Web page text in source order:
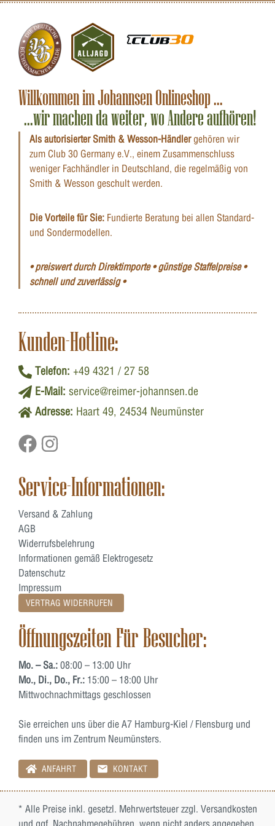
Willkommen im Johannsen Onlineshop ...
...wir machen da weiter, wo Andere aufhören!
Als autorisierter Smith & Wesson-Händlergehören wir
zum Club 30 Germany e.V., einem Zusammenschluss
weniger Fachhändler in Deutschland, die regelmäßig von
Smith & Wesson geschult werden.
Die Vorteile für Sie: Fundierte Beratung bei allen Standard-
und Sondermodellen.
• preiswert durch Direktimporte • günstige Staffelpreise •
schnell und zuverlässig •
Kunden-Hotline:
Telefon: +49 4321 / 27 58
E-Mail: service@reimer-johannsen.de
Adresse: Haart 49, 24534 Neumünster
Service-Informationen:
Versand & Zahlung
AGB
Widerrufsbelehrung
Informationen gemäß Elektrogesetz
Datenschutz
Impressum
VERTRAG WIDERRUFEN
Öffnungszeiten Für Besucher:
Mo. – Sa.: 08:00 – 13:00 Uhr
Mo., Di., Do., Fr.: 15:00 – 18:00 Uhr
Mittwochnachmittags geschlossen
Sie erreichen uns über die A7 Hamburg-Kiel / Flensburg und
finden uns im Zentrum Neumünsters.
ANFAHRT KONTAKT
* Alle Preise inkl. gesetzl. Mehrwertsteuer zzgl. Versandkosten
und ggf. Nachnahmegebühren, wenn nicht anders angegeben.